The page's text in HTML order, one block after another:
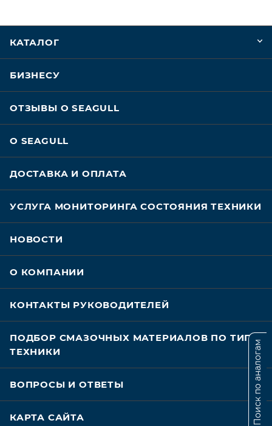
КАТАЛОГ
БИЗНЕСУ
ОТЗЫВЫ О SEAGULL
О SEAGULL
ДОСТАВКА И ОПЛАТА
УСЛУГА МОНИТОРИНГА СОСТОЯНИЯ ТЕХНИКИ
НОВОСТИ
О КОМПАНИИ
КОНТАКТЫ РУКОВОДИТЕЛЕЙ
ПОДБОР СМАЗОЧНЫХ МАТЕРИАЛОВ ПО ТИПУ
ТЕХНИКИ
ВОПРОСЫ И ОТВЕТЫ
КАРТА САЙТА Поиск по аналогам